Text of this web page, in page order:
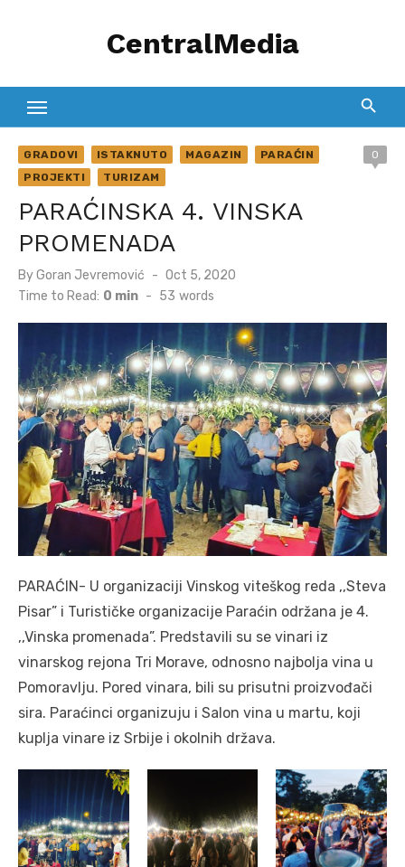
CentralMedia
GRADOVI ISTAKNUTO MAGAZIN
PARAĆIN
PROJEKTI
TURIZAM
0
PARAĆINSKA 4. VINSKA
PROMENADA
ByGoran Jevremović
Posted
on
Oct 5, 2020
Time to Read: 0 min - 53 words
PARAĆIN- U organizaciji Vinskog viteškog reda ,,Steva
Pisar” i Turističke organizacije Paraćin održana je 4.
,,Vinska promenada”. Predstavili su se vinari iz
vinarskog rejona Tri Morave, odnosno najbolja vina u
Pomoravlju. Pored vinara, bili su prisutni proizvođači
sira. Paraćinci organizuju i Salon vina u martu, koji
kuplja vinare iz Srbije i okolnih država.